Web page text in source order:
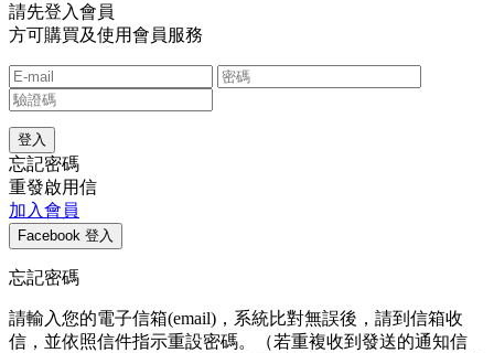
請先登入會員
方可購買及使用會員服務
忘記密碼
重發啟用信
加入會員
忘記密碼
請輸入您的電子信箱(email)，系統比對無誤後，請到信箱收
信，並依照信件指示重設密碼。（若重複收到發送的通知信